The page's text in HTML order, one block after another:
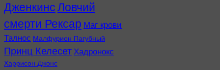
ДженкинсЛовчий
смерти Рексар Маг крови
Талнос Малфурион Пагубный
Принц Келесет Хадронокс
Харрисон Джонс